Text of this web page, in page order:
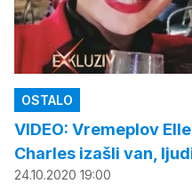
OSTALO
VIDEO: Vremeplov
Charles izašli van,
24.10.2020 19:00